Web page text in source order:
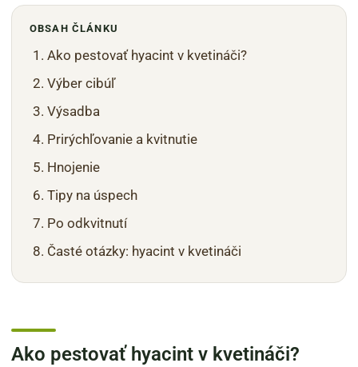
OBSAH ČLÁNKU
Ako pestovať hyacint v kvetináči?
Výber cibúľ
Výsadba
Prirýchľovanie a kvitnutie
Hnojenie
Tipy na úspech
Po odkvitnutí
Časté otázky: hyacint v kvetináči
Ako pestovať hyacint v kvetináči?